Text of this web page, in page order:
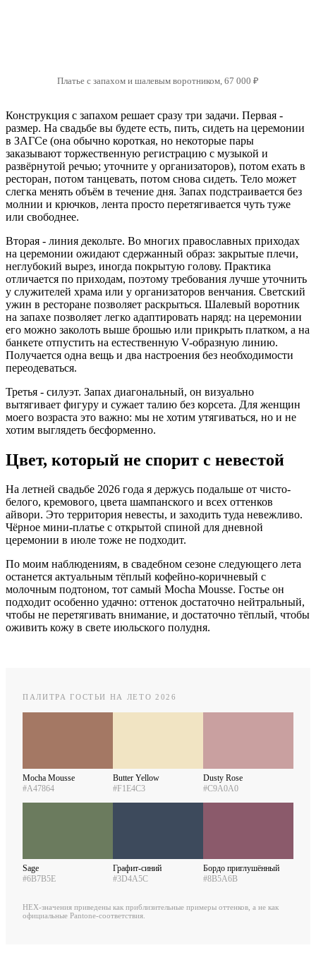
Платье с запахом и шалевым воротником, 67 000 ₽
Конструкция с запахом решает сразу три задачи. Первая -
размер. На свадьбе вы будете есть, пить, сидеть на церемонии
в ЗАГСе (она обычно короткая, но некоторые пары
заказывают торжественную регистрацию с музыкой и
развёрнутой речью; уточните у организаторов), потом ехать в
ресторан, потом танцевать, потом снова сидеть. Тело может
слегка менять объём в течение дня. Запах подстраивается без
молнии и крючков, лента просто перетягивается чуть туже
или свободнее.
Вторая - линия декольте. Во многих православных приходах
на церемонии ожидают сдержанный образ: закрытые плечи,
неглубокий вырез, иногда покрытую голову. Практика
отличается по приходам, поэтому требования лучше уточнить
у служителей храма или у организаторов венчания. Светский
ужин в ресторане позволяет раскрыться. Шалевый воротник
на запахе позволяет легко адаптировать наряд: на церемонии
его можно заколоть выше брошью или прикрыть платком, а на
банкете отпустить на естественную V-образную линию.
Получается одна вещь и два настроения без необходимости
переодеваться.
Третья - силуэт. Запах диагональный, он визуально
вытягивает фигуру и сужает талию без корсета. Для женщин
моего возраста это важно: мы не хотим утягиваться, но и не
хотим выглядеть бесформенно.
Цвет, который не спорит с невестой
На летней свадьбе 2026 года я держусь подальше от чисто-
белого, кремового, цвета шампанского и всех оттенков
айвори. Это территория невесты, и заходить туда невежливо.
Чёрное мини-платье с открытой спиной для дневной
церемонии в июле тоже не подходит.
По моим наблюдениям, в свадебном сезоне следующего лета
останется актуальным тёплый кофейно-коричневый с
молочным подтоном, тот самый Mocha Mousse. Гостье он
подходит особенно удачно: оттенок достаточно нейтральный,
чтобы не перетягивать внимание, и достаточно тёплый, чтобы
оживить кожу в свете июльского полудня.
ПАЛИТРА ГОСТЬИ НА ЛЕТО 2026
Mocha Mousse
#A47864
Butter Yellow
#F1E4C3
Dusty Rose
#C9A0A0
Sage
#6B7B5E
Графит-синий
#3D4A5C
Бордо приглушённый
#8B5A6B
HEX-значения приведены как приблизительные примеры оттенков, а не как
официальные Pantone-соответствия.